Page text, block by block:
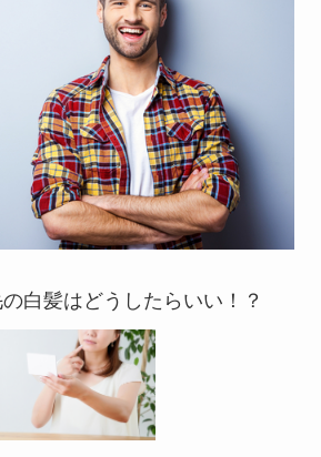
白髪はどうしたらいい！？